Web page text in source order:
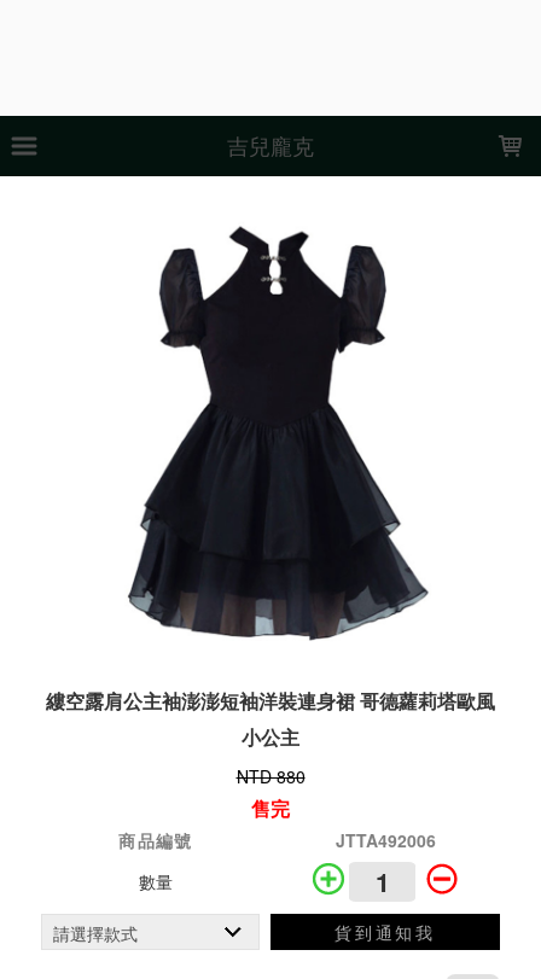
吉兒龐克
縷空露肩公主袖澎澎短袖洋裝連身裙 哥德蘿莉塔歐風
小公主
NTD 880
售完
商品編號
JTTA492006
數量
貨到通知我